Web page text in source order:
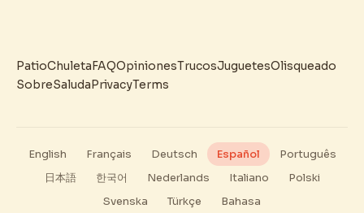
PatioChuletaFAQOpinionesTrucosJuguetesOlisqueado
SobreSaludaPrivacyTerms
English Français Deutsch Español
Português
日本語
한국어 Nederlands Italiano
Polski
Svenska
Türkçe Bahasa